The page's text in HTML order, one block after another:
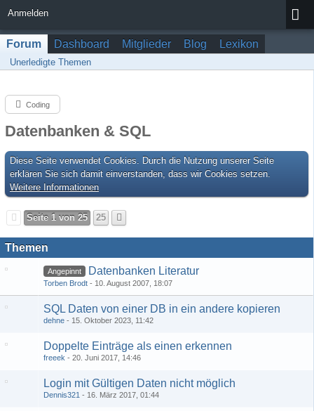
Anmelden
Forum Dashboard Mitglieder Blog Lexikon
Unerledigte Themen
Coding
Datenbanken & SQL
Diese Seite verwendet Cookies. Durch die Nutzung unserer Seite
erklären Sie sich damit einverstanden, dass wir Cookies setzen.
Weitere Informationen
Seite 1 von 25 25
Themen
Angepinnt Datenbanken Literatur
Torben Brodt 10. August 2007, 18:07
SQL Daten von einer DB in ein andere kopieren
dehne 15. Oktober 2023, 11:42
Doppelte Einträge als einen erkennen
freeek 20. Juni 2017, 14:46
Login mit Gültigen Daten nicht möglich
Dennis321 16. März 2017, 01:44